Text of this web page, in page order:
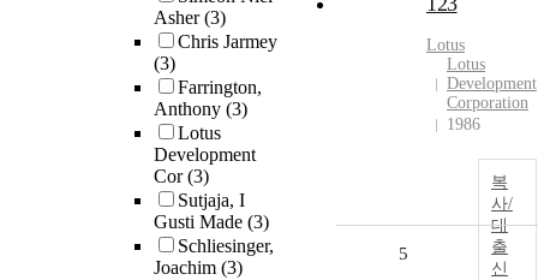
Asher(3)
Chris Jarmey
(3)
Farrington,
Anthony (3)
Lotus
Development
Cor(3)
Sutjaja, I
Gusti Made (3)
Schliesinger,
Joachim (3)
Lotus
Lotus
Development
Corporation
1986
복
사/
대
출
신
5